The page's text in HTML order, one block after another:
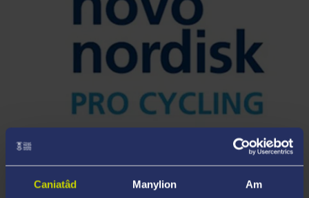
Caniatâd Manylion Am
PARTNER YMCHWIL